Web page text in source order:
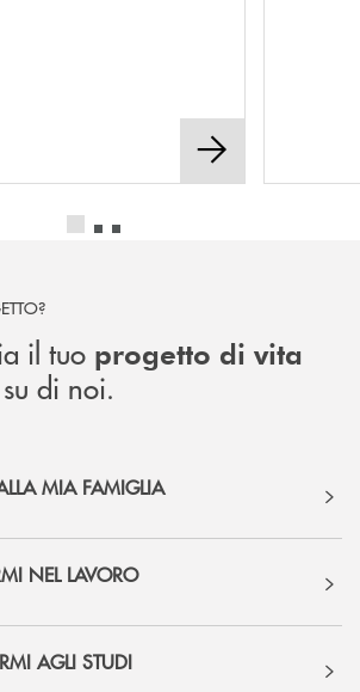
il tuo progetto di vita
di noi.
MIA FAMIGLIA
NEL LAVORO
AGLI STUDI